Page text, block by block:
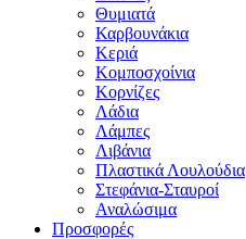
Θυμιατά
Καρβουνάκια
Κεριά
Κομποσχοίνια
Κορνίζες
Λάδια
Λάμπες
Λιβάνια
Πλαστικά Λουλούδια
Στεφάνια-Σταυροί
Αναλώσιμα
Προσφορές